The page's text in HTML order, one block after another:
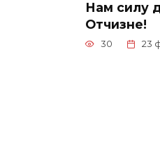
Нам силу
Отчизне!
30 23